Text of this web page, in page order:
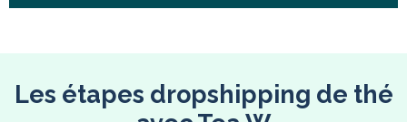
Les étapes dropshipping de thé